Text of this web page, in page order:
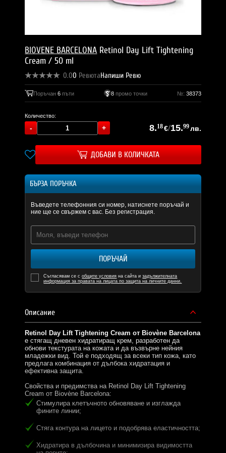
BIOVENE BARCELONA Retinol Day Lift Tightening
Cream / 50 ml
0.00 РевютаНапиши Ревю
Поръчан6 пъти 8промо точки №: 38373
Количество:
8.18€/15.99лв.
ДОБАВИ В КОЛИЧКАТА
БЪРЗА ПОРЪЧКА
Въведете телефонния си номер, натиснете поръчай и
ние ще се свържем с вас. Без регистрация.
ПОРЪЧАЙ
Съгласявам се собщите условия на сайта изадължителната
информация за правата на лицата по защита на личните данни.
Описание
Retinol Day Lift Tightening Cream от Biovène Barcelona
е стягащ дневен хидратиращ крем, разработен да
обнови текстурата на кожата и да възвърне нейния
младежки вид. Той е подходящ за всеки тип кожа, като
предлага комбинация от дълбока хидратация и
ефективна защита.
Свойства и предимства на Retinol Day Lift Tightening
Cream от Biovène Barcelona:
Стимулира клетъчното обновяване и изглажда
фините линии;
Стяга контура на лицето и подобрява еластичността;
Хидратира в дълбочина и минимизира видимостта